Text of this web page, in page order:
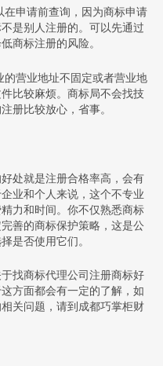
申请前查询，因为商标申请
是别人注册的。可以先通过
商标注册的风险。
营业地址不固定或者营业地
比较麻烦。商标局不会找技
册比较放心，省事。
处就是注册合格率高，会有
业和个人来说，这个不专业
力和时间。你不仅熟悉商标
善的商标保护策略，这是公
是否使用它们。
找商标代理公司注册商标好
方面都会有一定的了解，如
关问题，请到成都巧掌柜财